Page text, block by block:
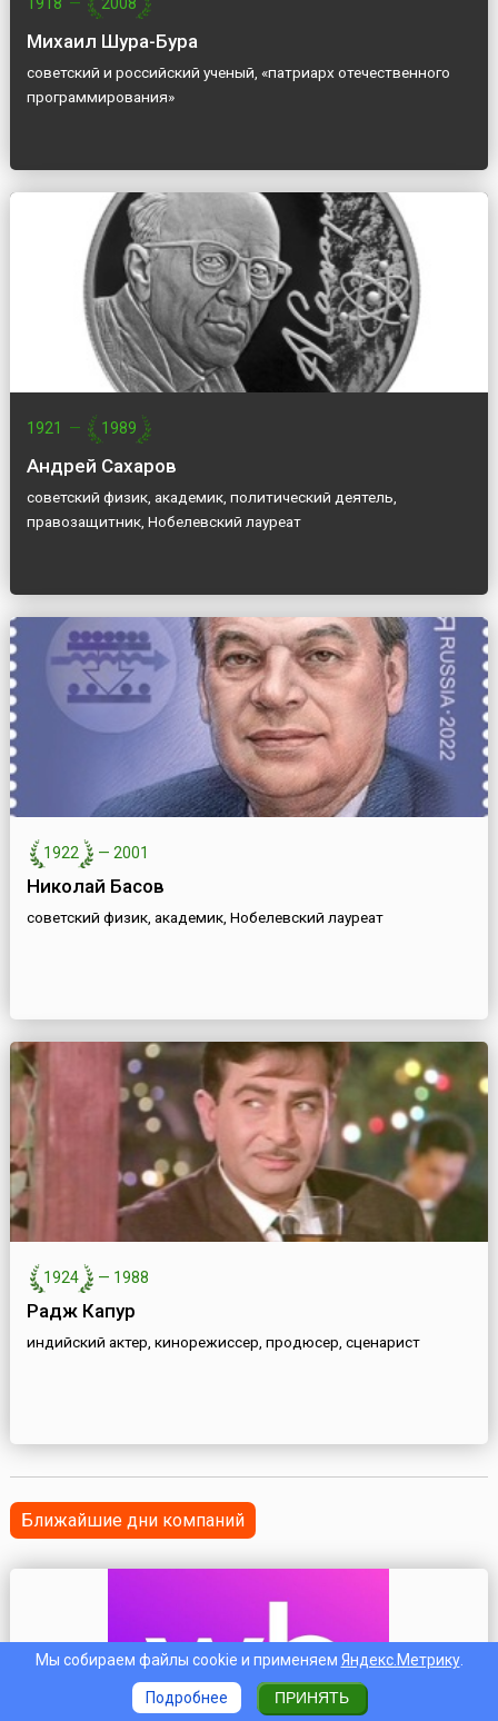
Михаил Шура-Бура
советский и российский ученый, «патриарх отечественного
программирования»
1921 — 1989
Андрей Сахаров
советский физик, академик, политический деятель,
правозащитник, Нобелевский лауреат
1922 — 2001
Николай Басов
советский физик, академик, Нобелевский лауреат
1924 — 1988
Радж Капур
индийский актер, кинорежиссер, продюсер, сценарист
Ближайшие дни компаний
Мы собираем файлы cookie и применяем Яндекс.Метрику.
Подробнее ПРИНЯТЬ